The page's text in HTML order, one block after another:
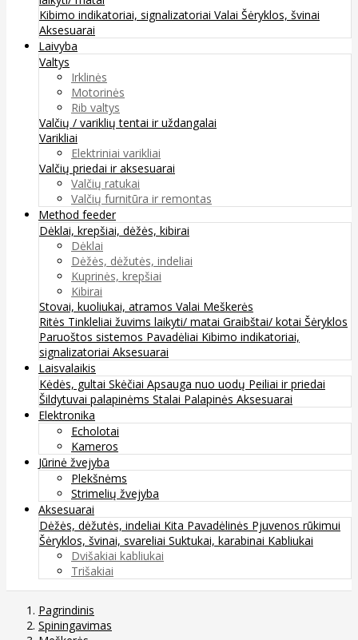
Kibimo indikatoriai, signalizatoriai Valai Šėryklos, švinai
Aksesuarai
Laivyba
Valtys
Irklinės
Motorinės
Rib valtys
Valčių / variklių tentai ir uždangalai
Varikliai
Elektriniai varikliai
Valčių priedai ir aksesuarai
Valčių ratukai
Valčių furnitūra ir remontas
Method feeder
Dėklai, krepšiai, dėžės, kibirai
Dėklai
Dėžės, dėžutės, indeliai
Kuprinės, krepšiai
Kibirai
Stovai, kuoliukai, atramos Valai Meškerės
Ritės Tinkleliai žuvims laikyti/ matai Graibštai/ kotai Šėryklos
Paruoštos sistemos Pavadėliai Kibimo indikatoriai,
signalizatoriai Aksesuarai
Laisvalaikis
Kėdės, gultai Skėčiai Apsauga nuo uodų Peiliai ir priedai
Šildytuvai palapinėms Stalai Palapinės Aksesuarai
Elektronika
Echolotai
Kameros
Jūrinė žvejyba
Plekšnėms
Strimelių žvejyba
Aksesuarai
Dėžės, dėžutės, indeliai Kita Pavadėlinės Pjuvenos rūkimui
Šėryklos, švinai, svareliai Suktukai, karabinai Kabliukai
Dvišakiai kabliukai
Trišakiai
Pagrindinis
Spiningavimas